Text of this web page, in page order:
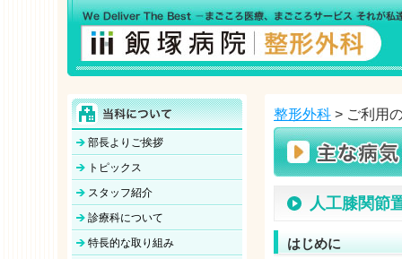
部長よりご挨拶
トピックス
スタッフ紹介
診療科について
特長的な取り組み
整形外科 > ご利用
人工膝関節
はじめに